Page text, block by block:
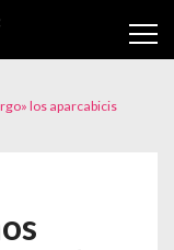
los aparcabicis